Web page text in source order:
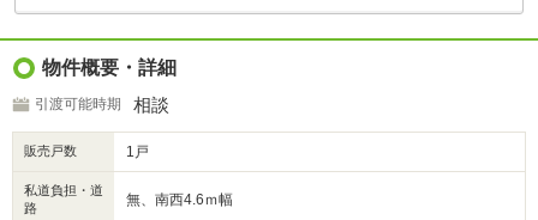
物件概要・詳細
引渡可能時期 相談
販売戸数 1戸
私道負担・道
路
無、南西4.6ｍ幅